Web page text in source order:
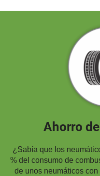
Ahorro
¿Sabía que los
% del consumo de
de unos neumáticos